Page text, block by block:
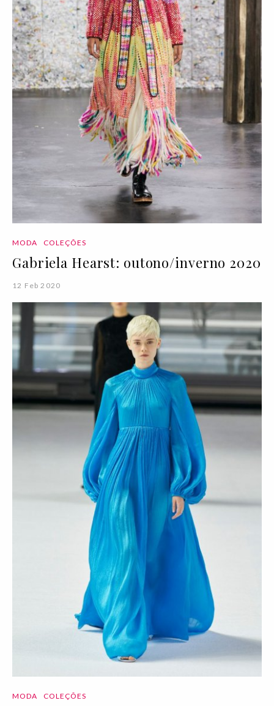
MODA COLEÇÕES
Gabriela Hearst: outono/inverno 2020
12 Feb 2020
MODA COLEÇÕES